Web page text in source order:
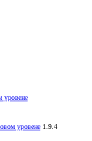
уровене 1.9.4